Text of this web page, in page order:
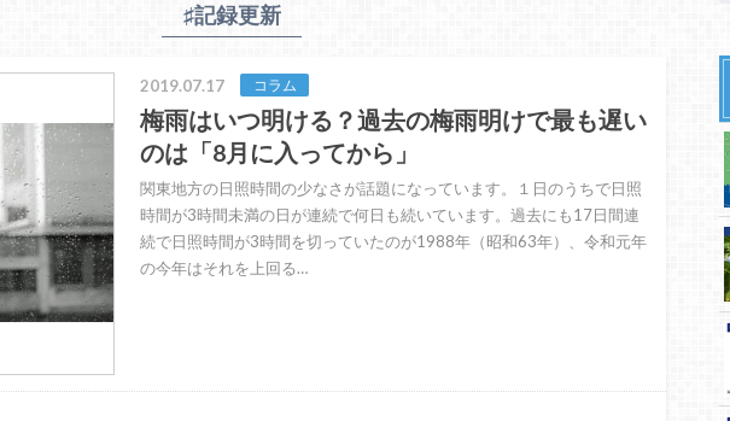
♯記録更新
2019.07.17 コラム
梅雨はいつ明ける？過去の梅雨明けで最も遅い
のは「8月に入ってから」
関東地方の日照時間の少なさが話題になっています。１日のうちで日照
時間が3時間未満の日が連続で何日も続いています。過去にも17日間連
続で日照時間が3時間を切っていたのが1988年（昭和63年）、令和元年
の今年はそれを上回る…